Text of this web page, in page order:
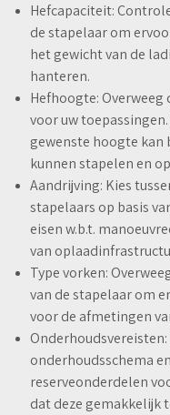
Hefcapaciteit:
de stapelaar om
het gewicht van de
hanteren.
Hefhoogte:
voor uw
gewenste hoogte
kunnen stapelen en
Aandrijving: Kies
stapelaars op basis
eisen w.b.t.
van
Type vorken:
van de stapelaar om
voor de afmetingen
onderhoudsschema
reserveonderdelen
dat deze gemakkelijk